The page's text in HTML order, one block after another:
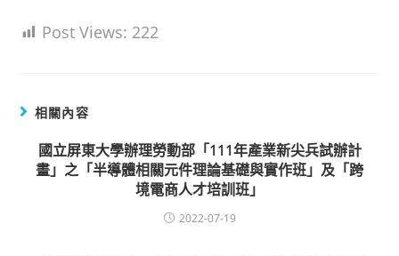
Post Views: 222
相關內容
國立屏東大學辦理勞動部「111年產業新尖兵試辦計
畫」之「半導體相關元件理論基礎與實作班」及「跨
境電商人才培訓班」
2022-07-19